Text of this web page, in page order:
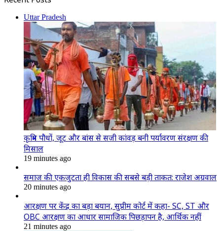
Uttar Pradesh
कृत्रिम पौधों, जूट और बांस से सजी कांवड़ बनी पर्यावरण संरक्षण की
मिसाल
19 minutes ago
समाज की एकजुटता ही विकास की सबसे बड़ी ताकत: राजेश अग्रवाल
20 minutes ago
आरक्षण पर केंद्र का बड़ा बयान, सुप्रीम कोर्ट में कहा- SC, ST और
OBC आरक्षण का आधार सामाजिक पिछड़ापन है, आर्थिक नहीं
21 minutes ago